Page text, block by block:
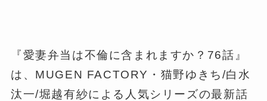
『愛妻弁当は不倫に含まれますか？76話』
は、MUGEN FACTORY・猫野ゆきち/白水
汰一/堀越有紗による人気シリーズの最新話